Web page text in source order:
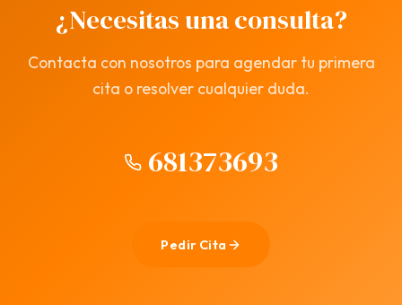
¿Necesitas una consulta?
Contacta con nosotros para agendar tu primera
cita o resolver cualquier duda.
681373693
Pedir Cita